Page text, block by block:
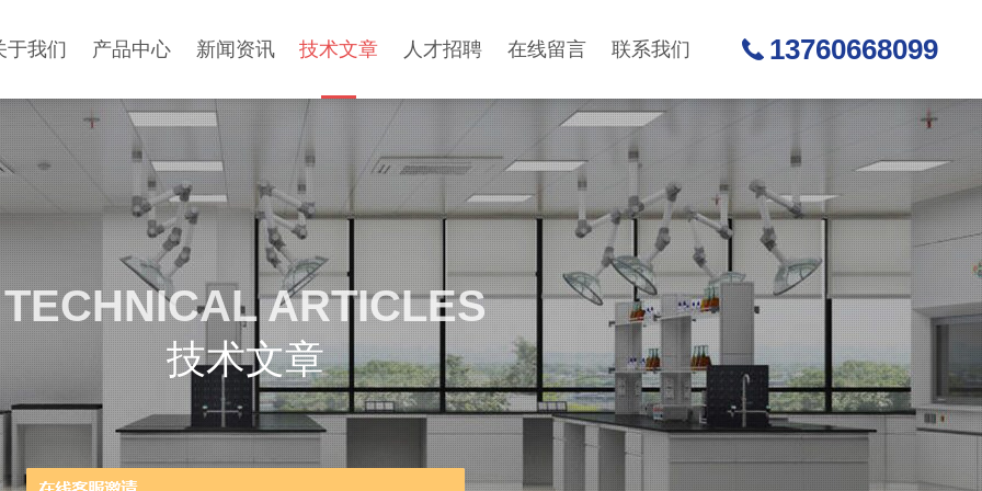
于我们 产品中心 新闻资讯 技术文章 人才招聘 在线留言 联系我们 13760668099
TECHNICAL ARTICLES
技术文章